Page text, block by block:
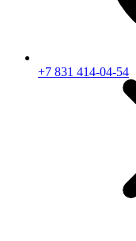
+7 831 414-04-54